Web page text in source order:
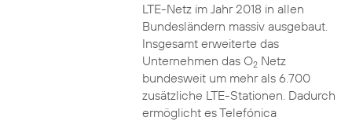
LTE-Netz im Jahr 2018 in allen
Bundesländern massiv ausgebaut.
Insgesamt erweiterte das
Unternehmen das O2Netz
bundesweit um mehr als 6.700
zusätzliche LTE-Stationen. Dadurch
ermöglicht es Telefónica